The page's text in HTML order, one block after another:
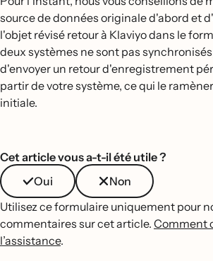
source de données originale d'abord et
l'objet révisé retour à Klaviyo dans le
deux systèmes ne sont pas
d'envoyer un retour d'enregistrement
partir de votre système, ce qui le
initiale.
Cet article vous a-t-il été utile ?
Oui
Non
Utilisez ce formulaire uniquement pour
commentaires sur cet article. Comment
l’assistance.